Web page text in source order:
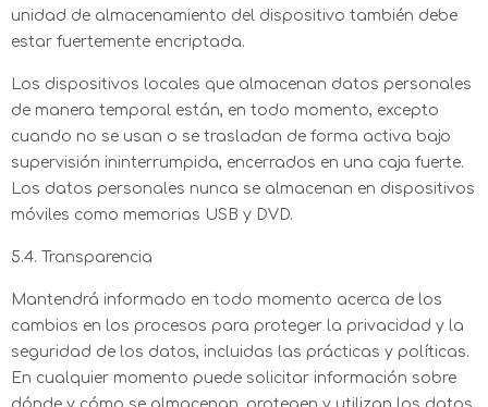
unidad de almacenamiento del dispositivo también debe
estar fuertemente encriptada.
Los dispositivos locales que almacenan datos personales
de manera temporal están, en todo momento, excepto
cuando no se usan o se trasladan de forma activa bajo
supervisión ininterrumpida, encerrados en una caja fuerte.
Los datos personales nunca se almacenan en dispositivos
móviles como memorias USB y DVD.
5.4. Transparencia
Mantendrá informado en todo momento acerca de los
cambios en los procesos para proteger la privacidad y la
seguridad de los datos, incluidas las prácticas y políticas.
En cualquier momento puede solicitar información sobre